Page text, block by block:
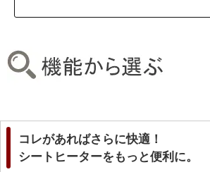
コレがあればさらに快適！
シートヒーターをもっと便利に。